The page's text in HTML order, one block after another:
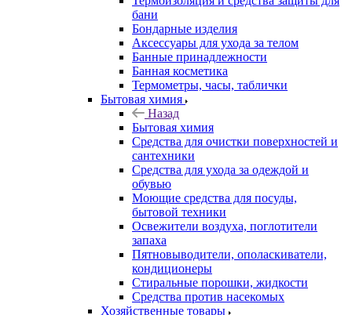
бани
Бондарные изделия
Аксеcсуары для ухода за телом
Банные принадлежности
Банная косметика
Термометры, часы, таблички
Бытовая химия
Назад
Бытовая химия
Средства для очистки поверхностей и
сантехники
Средства для ухода за одеждой и
обувью
Моющие средства для посуды,
бытовой техники
Освежители воздуха, поглотители
запаха
Пятновыводители, ополаскиватели,
кондиционеры
Стиральные порошки, жидкости
Средства против насекомых
Хозяйственные товары